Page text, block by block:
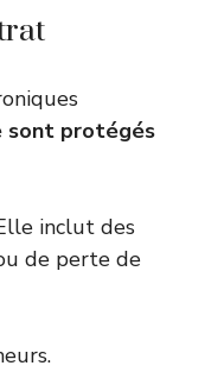
sont protégés
inclut des
de perte de